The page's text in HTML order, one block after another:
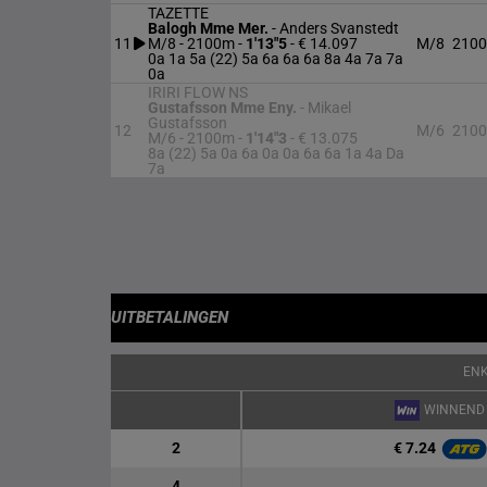
11
TAZETTE
Balogh Mme Mer. -Anders Svanstedt
M/8 - 2100m- 1'13"5- € 14.097
0a 1a 5a (22) 5a 6a 6a 6a 8a 4a 7a 7a
0a
M/8
12
IRIRI FLOW NS
Gustafsson Mme Eny. - Mikael
Gustafsson
M/6 - 2100m - 1'14"3 - € 13.075
8a (22) 5a 0a 6a 0a 0a 6a 6a 1a 4a Da
7a
M/6
UITBETALINGEN
WINNEND
2 € 7.24